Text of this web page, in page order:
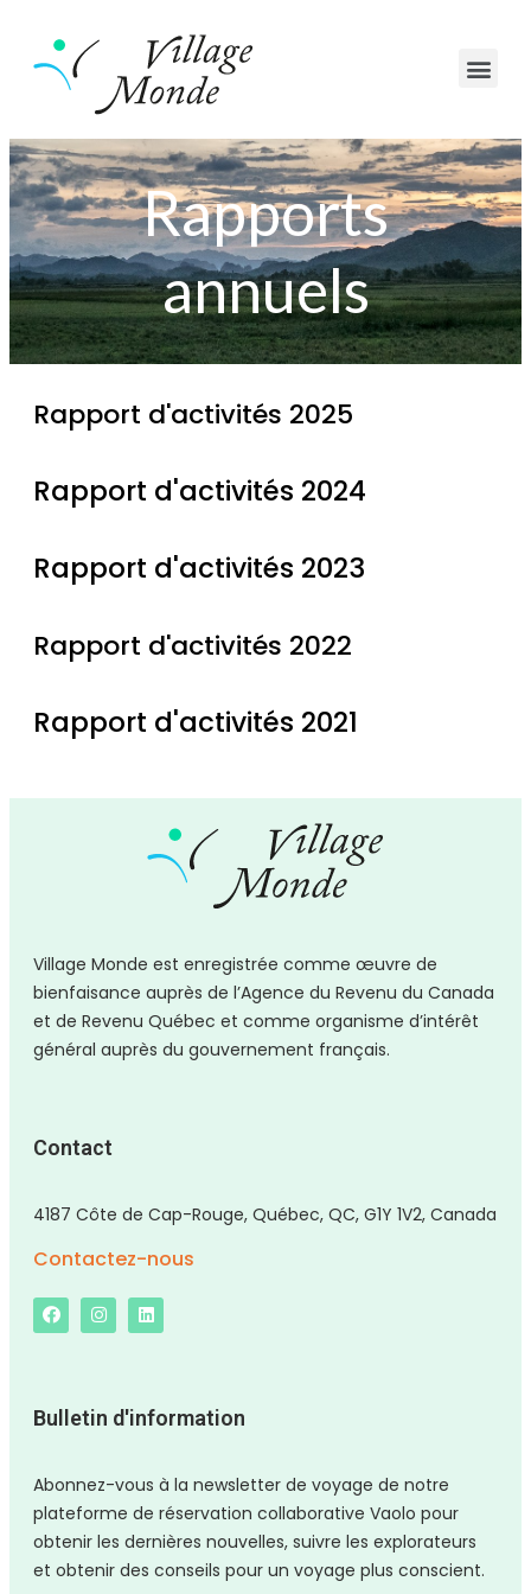
Rapports
annuels
Rapport d'activités 2025
Rapport d'activités 2024
Rapport d'activités 2023
Rapport d'activités 2022
Rapport d'activités 2021
Village Monde est enregistrée comme œuvre de
bienfaisance auprès de l’Agence du Revenu du Canada
et de Revenu Québec et comme organisme d’intérêt
général auprès du gouvernement français.
Contact
4187 Côte de Cap-Rouge, Québec, QC, G1Y 1V2, Canada
Contactez-nous
Bulletin d'information
Abonnez-vous à la newsletter de voyage de notre
plateforme de réservation collaborative Vaolo pour
obtenir les dernières nouvelles, suivre les explorateurs
et obtenir des conseils pour un voyage plus conscient.